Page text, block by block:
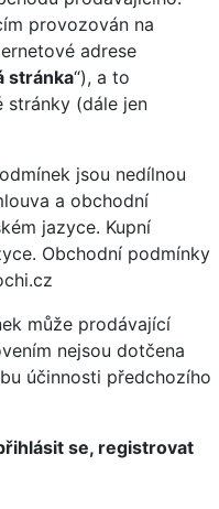
provozován na
adrese
stránka“), a to
stránky (dále jen
jsou nedílnou
a obchodní
jazyce. Kupní
Obchodní podmínky
může prodávající
nejsou dotčena
účinnosti předchozího
se, registrovat